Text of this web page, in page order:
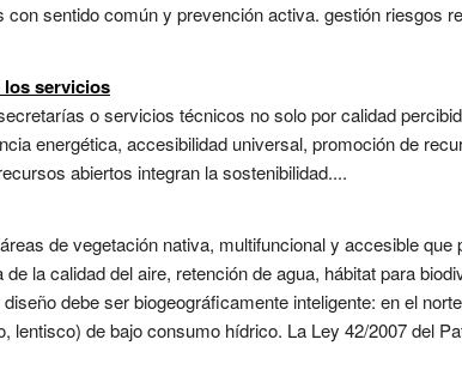
sentido común y prevención activa. gestión riesgos
los servicios
o servicios técnicos no solo por calidad
energética, accesibilidad universal, promoción de
abiertos integran la sostenibilidad....
de vegetación nativa, multifuncional y accesible
la calidad del aire, retención de agua, hábitat para
debe ser biogeográficamente inteligente: en el
lentisco) de bajo consumo hídrico. La Ley 42/2007 del